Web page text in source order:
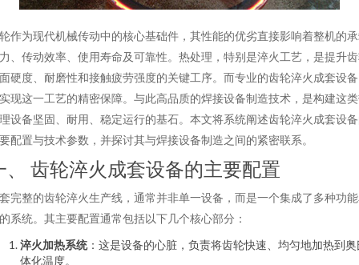
作为现代机械传动中的核心基础件，其性能的优劣直接影响着整机的
、传动效率、使用寿命及可靠性。热处理，特别是淬火工艺，是提升
硬度、耐磨性和接触疲劳强度的关键工序。而专业的齿轮淬火成套设
现这一工艺的精密保障。与此高品质的焊接设备制造技术，是构建这
设备坚固、耐用、稳定运行的基石。本文将系统阐述齿轮淬火成套设
配置与技术参数，并探讨其与焊接设备制造之间的紧密联系。
、 齿轮淬火成套设备的主要配置
完整的齿轮淬火生产线，通常并非单一设备，而是一个集成了多种功
系统。其主要配置通常包括以下几个核心部分：
淬火加热系统：这是设备的心脏，负责将齿轮快速、均匀地加热到奥
体化温度。